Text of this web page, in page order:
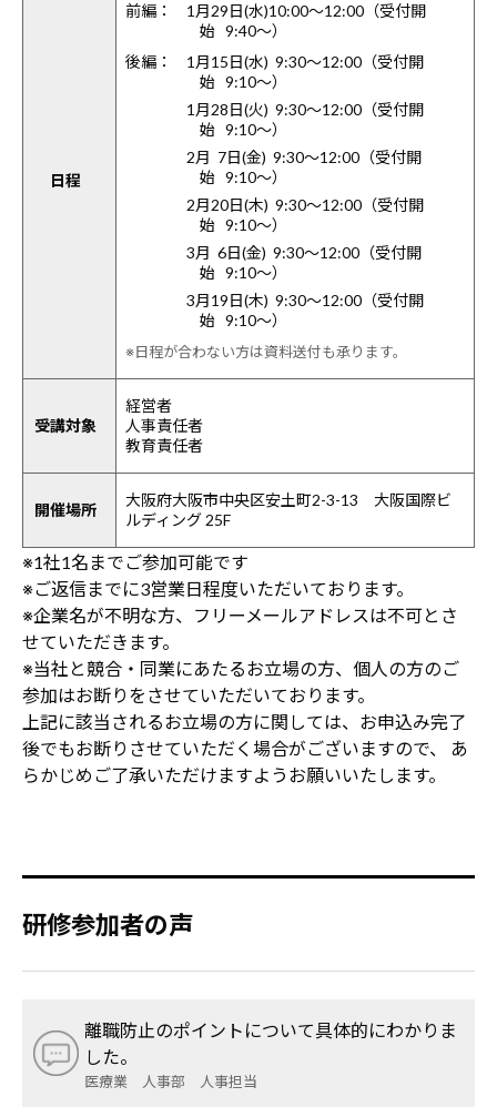
日程
前編：
1月29日(水)10:00～12:00（受付開
始 9:40～）
後編：
1月15日(水) 9:30～12:00（受付開
始 9:10～）
1月28日(火) 9:30～12:00（受付開
始 9:10～）
2月 7日(金) 9:30～12:00（受付開
始 9:10～）
2月20日(木) 9:30～12:00（受付開
始 9:10～）
3月 6日(金) 9:30～12:00（受付開
始 9:10～）
3月19日(木) 9:30～12:00（受付開
始 9:10～）
※日程が合わない方は資料送付も承ります。
受講対象
経営者
人事責任者
教育責任者
開催場所
大阪府大阪市中央区安土町2-3-13 大阪国際ビ
ルディング 25F
※1社1名までご参加可能です
※ご返信までに3営業日程度いただいております。
※企業名が不明な方、フリーメールアドレスは不可とさ
せていただきます。
※当社と競合・同業にあたるお立場の方、個人の方のご
参加はお断りをさせていただいております。
上記に該当されるお立場の方に関しては、お申込み完了
後でもお断りさせていただく場合がございますので、 あ
らかじめご了承いただけますようお願いいたします。
研修参加者の声
離職防止のポイントについて具体的にわかりま
した。
医療業 人事部 人事担当